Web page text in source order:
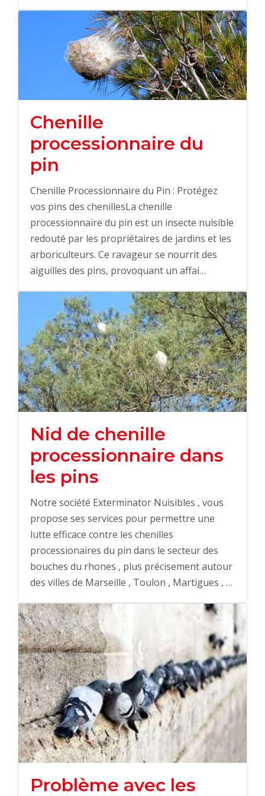
Chenille
processionnaire du
pin
Chenille Processionnaire du Pin : Protégez
vos pins des chenillesLa chenille
processionnaire du pin est un insecte nuisible
redouté par les propriétaires de jardins et les
arboriculteurs. Ce ravageur se nourrit des
aiguilles des pins, provoquant un affai…
Nid de chenille
processionnaire dans
les pins
Notre société Exterminator Nuisibles , vous
propose ses services pour permettre une
lutte efficace contre les chenilles
processionaires du pin dans le secteur des
bouches du rhones , plus précisement autour
des villes de Marseille , Toulon , Martigues , …
Problème avec les